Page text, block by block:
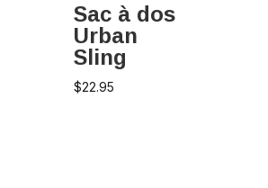
Sac à dos
Urban
Sling
$22.95